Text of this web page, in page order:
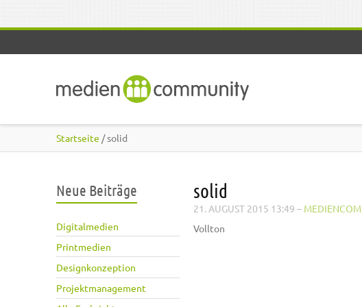
Startseite / solid
Neue Beiträge
Digitalmedien
Printmedien
Designkonzeption
Projektmanagement
solid
21. AUGUST 2015 13:49 – MEDIENCOM
Vollton